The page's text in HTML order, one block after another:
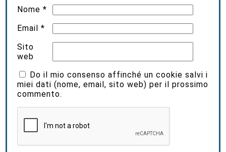
Nome*
Email*
Sito
web
Do il mio consenso affinché un cookie salvi i
miei dati (nome, email, sito web) per il prossimo
commento.